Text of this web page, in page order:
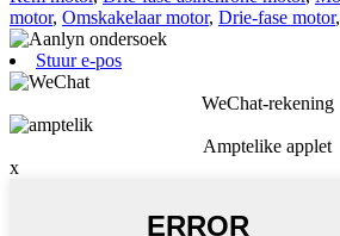
motor, Omskakelaar motor, Drie-fase motor,
Stuur e-pos
WeChat-rekening
Amptelike applet
x